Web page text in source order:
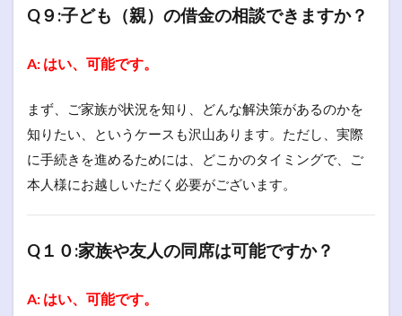
Q９:子ども（親）の借金の相談できますか？
A: はい、可能です。
まず、ご家族が状況を知り、どんな解決策があるのかを
知りたい、というケースも沢山あります。ただし、実際
に手続きを進めるためには、どこかのタイミングで、ご
本人様にお越しいただく必要がございます。
Q１０:家族や友人の同席は可能ですか？
A: はい、可能です。